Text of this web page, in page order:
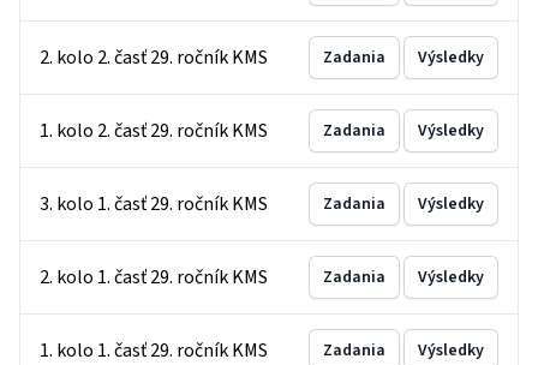
2. kolo 2. časť 29. ročník KMS Zadania Výsledky
1. kolo 2. časť 29. ročník KMS Zadania Výsledky
3. kolo 1. časť 29. ročník KMS Zadania Výsledky
2. kolo 1. časť 29. ročník KMS Zadania Výsledky
1. kolo 1. časť 29. ročník KMS Zadania Výsledky